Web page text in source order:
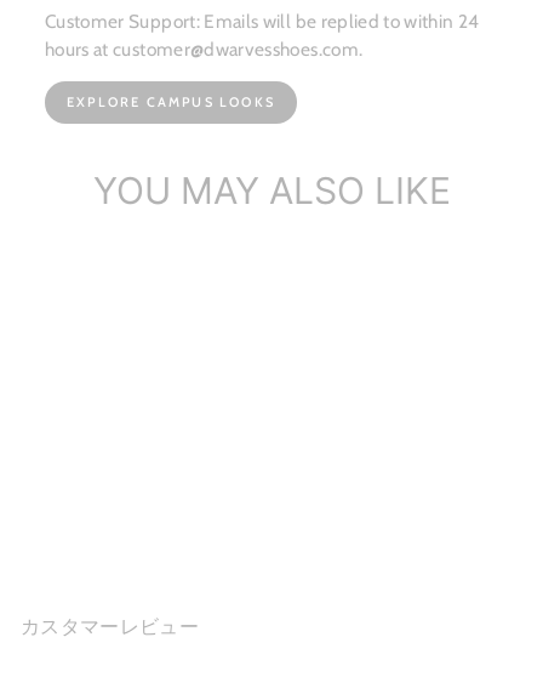
Customer Support: Emails will be replied to within 24
hours at customer@dwarvesshoes.com.
EXPLORE CAMPUS LOOKS
YOU MAY ALSO LIKE
カスタマーレビュー